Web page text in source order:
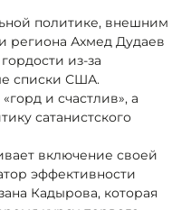
политике, внешним
региона Ахмед Дудаев
из-за
списки США.
и счастлив», а
сатанистского
включение своей
эффективности
Кадырова, которая